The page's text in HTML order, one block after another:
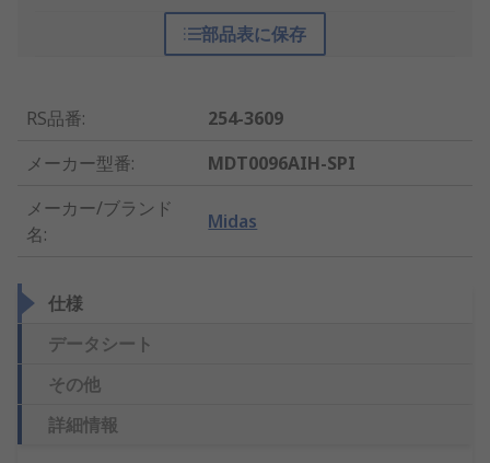
部品表に保存
RS品番:
254-3609
メーカー型番:
MDT0096AIH-SPI
メーカー/ブランド
名:
Midas
仕様
データシート
その他
詳細情報